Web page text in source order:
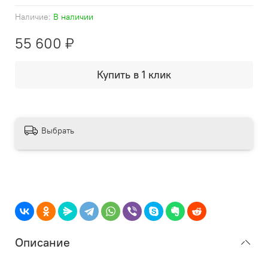
Наличие: В наличии
55 600 ₽
Купить в 1 клик
Выбрать
Описание